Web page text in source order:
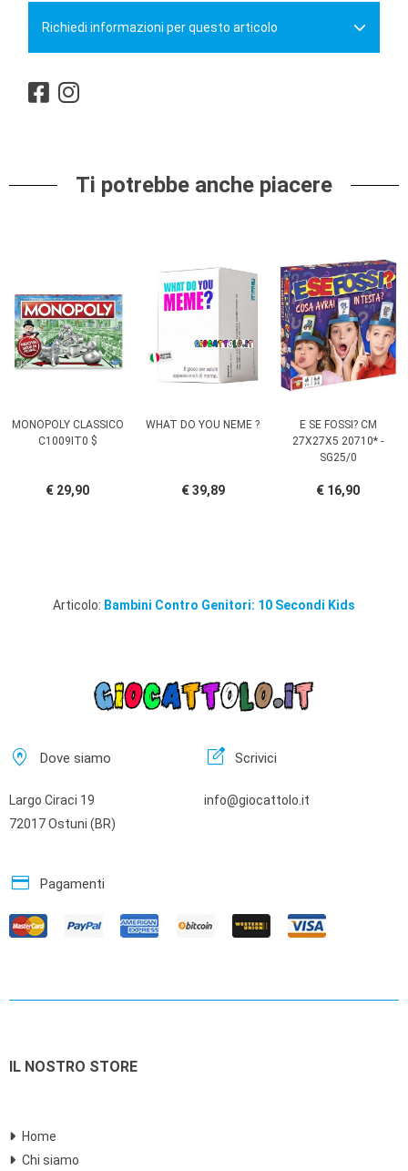
Richiedi informazioni per questo articolo
Ti potrebbe anche piacere
MONOPOLY CLASSICO
C1009IT0 $
€ 29,90
WHAT DO YOU NEME ?
€ 39,89
E SE FOSSI? CM
27X27X5 20710* -
SG25/0
€ 16,90
Articolo: Bambini Contro Genitori: 10 Secondi Kids
home_pin Dove siamo
Largo Ciraci 19
72017 Ostuni (BR)
edit_square Scrivici
info@giocattolo.it
credit_card Pagamenti
IL NOSTRO STORE
Home
Chi siamo